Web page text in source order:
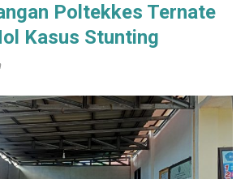
Poltekkes Ternate
Kasus Stunting